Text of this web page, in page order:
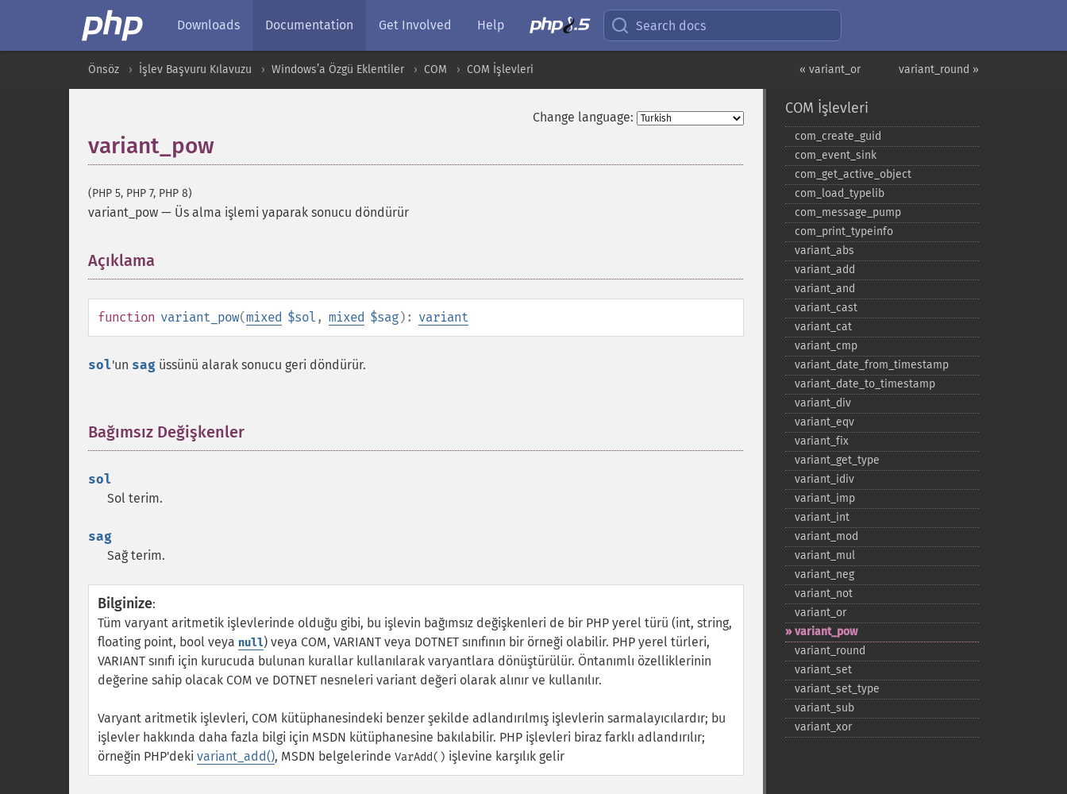
Downloads Documentation Get Involved Help Search docs
variant_round »
« variant_or
Önsöz İşlev Başvuru Kılavuzu Windows’a Özgü Eklentiler COM COM İşlevleri
Change language:
variant_pow
(PHP 5, PHP 7, PHP 8)
variant_pow — Üs alma işlemi yaparak sonucu döndürür
Açıklama
function variant_pow(mixed $sol , mixed $sag): variant
sol'un sag üssünü alarak sonucu geri döndürür.
Bağımsız Değişkenler
sol
Sol terim.
sag
Sağ terim.
Bilginize:
Tüm varyant aritmetik işlevlerinde olduğu gibi, bu işlevin bağımsız değişkenleri de bir PHP yerel türü (int, string,
floating point, bool veya null) veya COM, VARIANT veya DOTNET sınıfının bir örneği olabilir. PHP yerel türleri,
VARIANT sınıfı için kurucuda bulunan kurallar kullanılarak varyantlara dönüştürülür. Öntanımlı özelliklerinin
değerine sahip olacak COM ve DOTNET nesneleri variant değeri olarak alınır ve kullanılır.
Varyant aritmetik işlevleri, COM kütüphanesindeki benzer şekilde adlandırılmış işlevlerin sarmalayıcılardır; bu
işlevler hakkında daha fazla bilgi için MSDN kütüphanesine bakılabilir. PHP işlevleri biraz farklı adlandırılır;
örneğin PHP'deki variant_add(), MSDN belgelerinde VarAdd() işlevine karşılık gelir
COM İşlevleri
com_​create_​guid
com_​event_​sink
com_​get_​active_​object
com_​load_​typelib
com_​message_​pump
com_​print_​typeinfo
variant_​abs
variant_​add
variant_​and
variant_​cast
variant_​cat
variant_​cmp
variant_​date_​from_​timestamp
variant_​date_​to_​timestamp
variant_​div
variant_​eqv
variant_​fix
variant_​get_​type
variant_​idiv
variant_​imp
variant_​int
variant_​mod
variant_​mul
variant_​neg
variant_​not
variant_​or
variant_​pow
variant_​round
variant_​set
variant_​set_​type
variant_​sub
variant_​xor